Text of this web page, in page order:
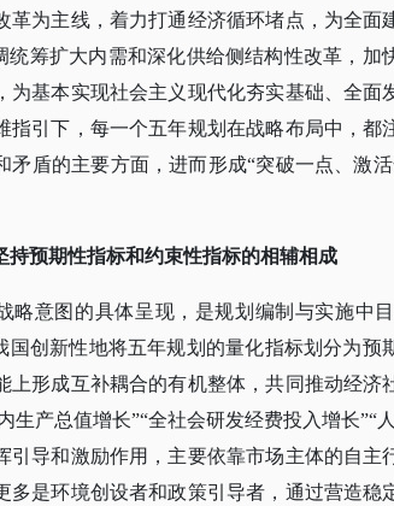
革为主线，着力打通经济循环堵点，为全面
统筹扩大内需和深化供给侧结构性改革，加
为基本实现社会主义现代化夯实基础、全面
指引下，每一个五年规划在战略布局中，都
矛盾的主要方面，进而形成“突破一点、激
持预期性指标和约束性指标的相辅相成
略意图的具体呈现，是规划编制与实施中
国创新性地将五年规划的量化指标划分为
上形成互补耦合的有机整体，共同推动经济
生产总值增长”“全社会研发经费投入增长”“
引导和激励作用，主要依靠市场主体的自主
多是环境创设者和政策引导者，通过营造稳